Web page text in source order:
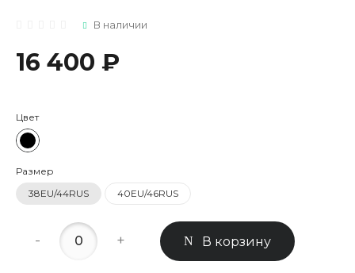
В наличии
16 400 ₽
Цвет
Размер
38EU/44RUS
40EU/46RUS
- + В корзину